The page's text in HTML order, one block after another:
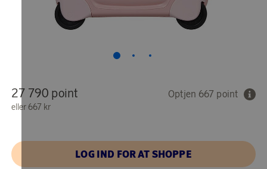
27 790 point
eller667 kr
Optjen 667 point
LOG IND FOR AT SHOPPE